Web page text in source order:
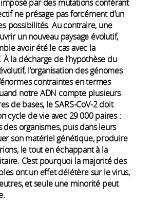
par des mutations conférant
ne présage pas forcément d’un
possibilités. Au contraire, une
un nouveau paysage évolutif,
avoir été le cas avec la
À la décharge de l’hypothèse du
l’organisation des génomes
contraintes en termes
notre ADN compte plusieurs
de bases, le SARS-CoV-2 doit
cycle de vie avec 29 000 paires :
des organismes, puis dans leurs
son matériel génétique, produire
le tout en échappant à la
C’est pourquoi la majorité des
ont un effet délétère sur le virus,
et seule une minorité peut